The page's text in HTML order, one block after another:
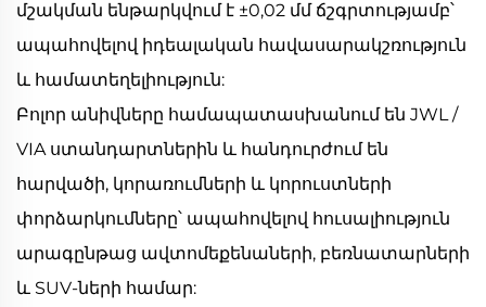
մշակման ենթարկվում է ±0,02 մմ ճշգրտությամբ՝
ապահովելով իդեալական հավասարակշռություն
և համատեղելիություն:
Բոլոր անիվները համապատասխանում են JWL /
VIA ստանդարտներին և հանդուրժում են
հարվածի, կորառումների և կորուստների
փորձարկումները՝ ապահովելով հուսալիություն
արագընթաց ավտոմեքենաների, բեռնատարների
և SUV-ների համար: